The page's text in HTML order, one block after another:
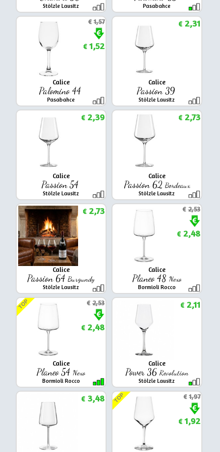
Stölzle Lausitz Pasabahce
Calice
Palomino 44
Pasabahce
€1,57
€1,52
Calice
Passion 39
Stölzle Lausitz
€2,31
Calice
Passion 54
Stölzle Lausitz
€2,39
Calice
Passion 62 Bordeaux
Stölzle Lausitz
€2,73
Calice
Passion 64Burgundy
Stölzle Lausitz
€2,73
Calice
Planeo 48 Nexo
Bormioli Rocco
€2,53
€2,48
Calice
Planeo 54 Nexo
Bormioli Rocco
TOP €2,53
€2,48
Calice
Power 36 Revolution
Stölzle Lausitz
€2,11
€3,48 TOP €1,97
€1,92